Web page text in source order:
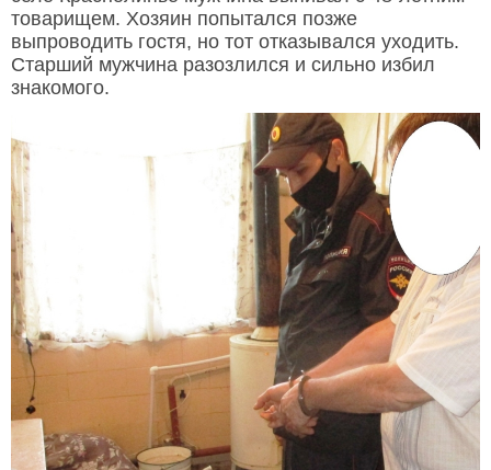
товарищем. Хозяин попытался позже
выпроводить гостя, но тот отказывался уходить.
Старший мужчина разозлился и сильно избил
знакомого.